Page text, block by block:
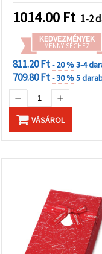
1014.00 Ft 1-2
KEDVEZMÉNYEK
MENNYISÉGHEZ
811.20 Ft- 20 %3-4
709.80 Ft- 30 %5
VÁSÁROL